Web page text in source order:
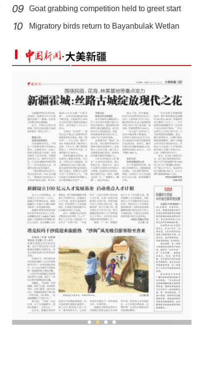
新疆温宿：千亩高山油菜花绽放
Goat grabbing competition held to greet start
Migratory birds return to Bayanbulak Wetlan